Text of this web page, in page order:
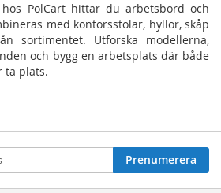
hos PolCart hittar du arbetsbord och
med kontorsstolar, hyllor, skåp
sortimentet. Utforska modellerna,
och bygg en arbetsplats där både
ta plats.
Prenumerera